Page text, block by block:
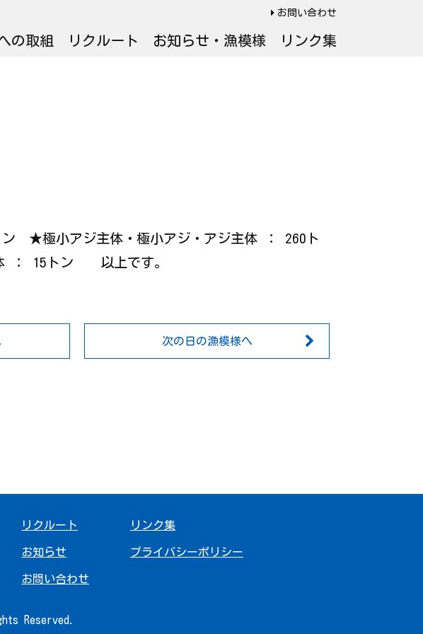
お問い合わせ
への取組 リクルート お知らせ・漁模様 リンク集
★極小アジ主体・極小アジ・アジ主体 ： 260ト
： 15トン 以上です。
次の日の漁模様へ
リクルート
お知らせ
お問い合わせ
リンク集
プライバシーポリシー
Reserved.